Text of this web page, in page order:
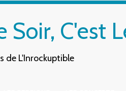
Soir, C'est
de L'Inrockuptible